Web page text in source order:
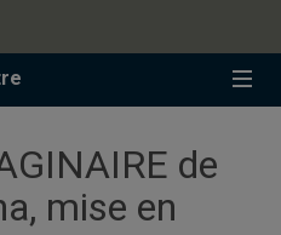
de
mise en